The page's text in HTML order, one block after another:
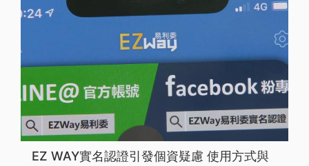
EZ WAY實名認證引發個資疑慮 使用方式與